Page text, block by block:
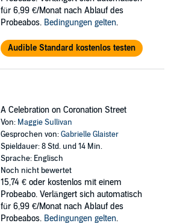
für 6,99 €/Monat nach Ablauf des
Probeabos. Bedingungen gelten.
Audible Standard kostenlos testen
A Celebration on Coronation Street
Von: Maggie Sullivan
Gesprochen von:Gabrielle Glaister
Spieldauer: 8 Std. und 14 Min.
Sprache: Englisch
Noch nicht bewertet
15,74 € oder kostenlos mit einem
Probeabo. Verlängert sich automatisch
für 6,99 €/Monat nach Ablauf des
Probeabos. Bedingungen gelten.